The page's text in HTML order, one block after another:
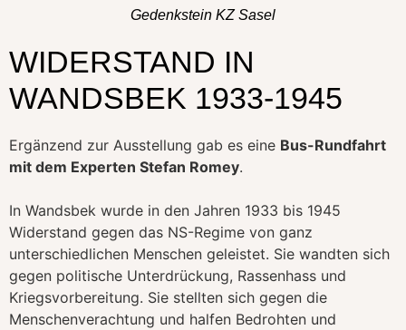
Gedenkstein KZ Sasel
WIDERSTAND IN
WANDSBEK 1933-1945
Ergänzend zur Ausstellung gab es eine Bus-Rundfahrt
mit dem Experten Stefan Romey.
In Wandsbek wurde in den Jahren 1933 bis 1945
Widerstand gegen das NS-Regime von ganz
unterschiedlichen Menschen geleistet. Sie wandten sich
gegen politische Unterdrückung, Rassenhass und
Kriegsvorbereitung. Sie stellten sich gegen die
Menschenverachtung und halfen Bedrohten und